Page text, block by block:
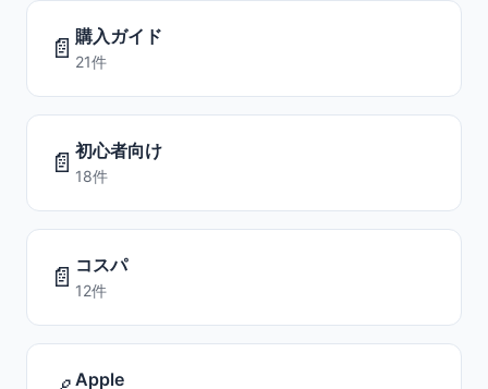
📄 購入ガイド
21件
📄 初心者向け
18件
📄 コスパ
12件
Apple